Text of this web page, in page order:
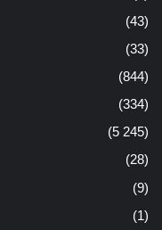
(43)
(33)
(844)
(334)
(5 245)
(28)
(9)
(1)